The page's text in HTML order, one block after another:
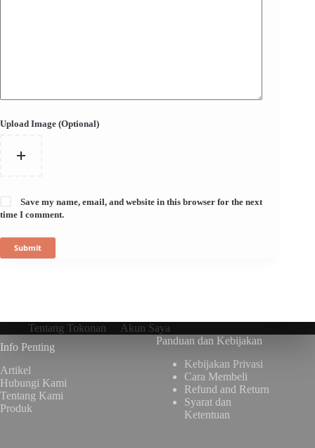
Upload Image (Optional)
Save my name, email, and website in this browser for the next
time I comment.
Submit
Tentang Tokonan
Akun Saya
Info Penting
Artikel
Hubungi Kami
Tentang Kami
Produk
Panduan dan Kebijakan
Kebijakan Privasi
Cara Membeli
Refund and Return
Syarat dan
Ketentuan